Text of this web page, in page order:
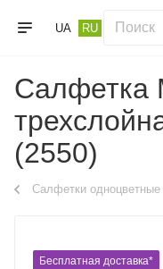
UA RU
Салфетка
(2550)
Салфетки одноцветные
Бесплатная доставка*